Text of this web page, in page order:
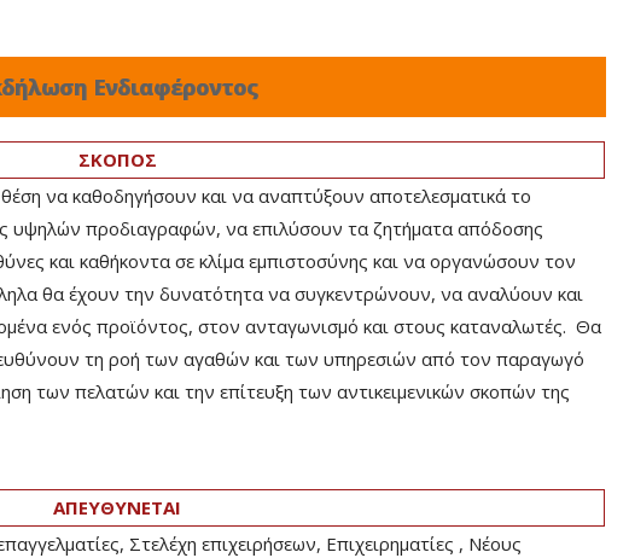
Ενδιαφέροντος
ΣΚΟΠΟΣ
να καθοδηγήσουν και να αναπτύξουν αποτελεσματικά το
υψηλών προδιαγραφών, να επιλύσουν τα ζητήματα απόδοσης
και καθήκοντα σε κλίμα εμπιστοσύνης και να οργανώσουν τον
θα έχουν την δυνατότητα να συγκεντρώνουν, να αναλύουν και
ενός προϊόντος, στον ανταγωνισμό και στους καταναλωτές. Θα
τη ροή των αγαθών και των υπηρεσιών από τον παραγωγό
των πελατών και την επίτευξη των αντικειμενικών σκοπών της
ΑΠΕΥΘΥΝΕΤΑΙ
Στελέχη επιχειρήσεων, Επιχειρηματίες , Νέους